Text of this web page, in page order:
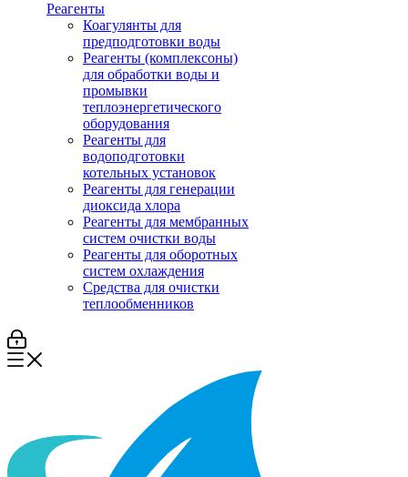
Реагенты
Коагулянты для
предподготовки воды
Реагенты (комплексоны)
для обработки воды и
промывки
теплоэнергетического
оборудования
Реагенты для
водоподготовки
котельных установок
Реагенты для генерации
диоксида хлора
Реагенты для мембранных
систем очистки воды
Реагенты для оборотных
систем охлаждения
Средства для очистки
теплообменников